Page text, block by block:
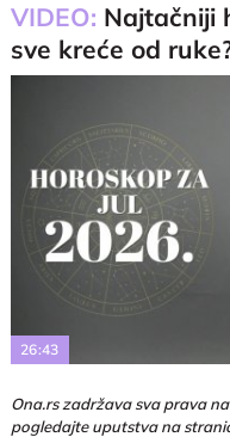
VIDEO: Najtačniji
sve kreće od
26:43
Ona.rs zadržava sva prava
pogledajte uputstva na